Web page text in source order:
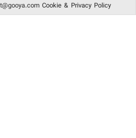
Cookie & Privacy Policy